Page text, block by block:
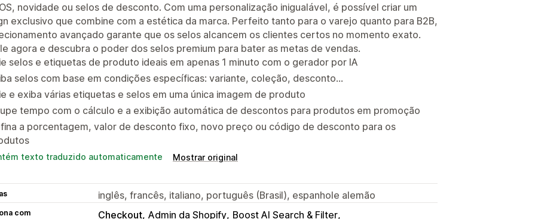
novidade ou selos de desconto. Com uma personalização inigualável, é possível criar um
exclusivo que combine com a estética da marca. Perfeito tanto para o varejo quanto para B2B,
avançado garante que os selos alcancem os clientes certos no momento exato.
agora e descubra o poder dos selos premium para bater as metas de vendas.
selos e etiquetas de produto ideais em apenas 1 minuto com o gerador por IA
selos com base em condições específicas: variante, coleção, desconto...
e exiba várias etiquetas e selos em uma única imagem de produto
tempo com o cálculo e a exibição automática de descontos para produtos em promoção
a porcentagem, valor de desconto fixo, novo preço ou código de desconto para os
texto traduzido automaticamente Mostrar original
inglês, francês, italiano, português (Brasil), espanhole alemão
com Checkout Admin da Shopify Boost AI Search & Filter